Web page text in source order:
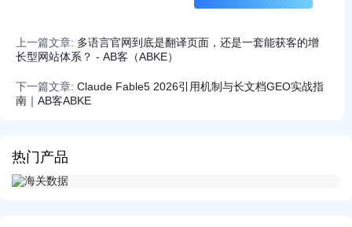
热门产品
上一篇文章: 多语言官网到底是翻译页面，还是一套能获客的增
长型网站体系？ - AB客（ABKE）
下一篇文章: Claude Fable5 2026引用机制与长文档GEO实战指
南｜AB客ABKE